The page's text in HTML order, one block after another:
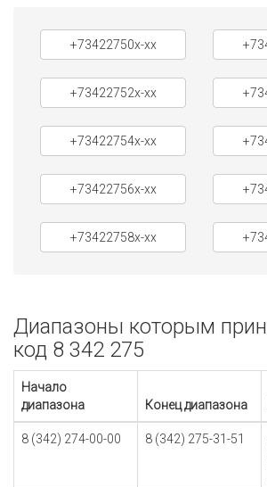
+73422750x-xx
+73422752x-xx
+73422754x-xx
+73422756x-xx
+73422758x-xx
Диапазоны которым
код 8 342 275
Начало
диапазона
Конец диапазона
8 (342) 274-00-00 8 (342) 275-31-51